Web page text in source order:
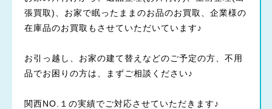
張買取)、お家で眠ったままのお品のお買取、企業様の
在庫品のお買取もさせていただいています♪
お引っ越し、お家の建て替えなどのご予定の方、不用
品でお困りの方は、まずご相談ください♪
関西NO.１の実績でご対応させていただきます♪